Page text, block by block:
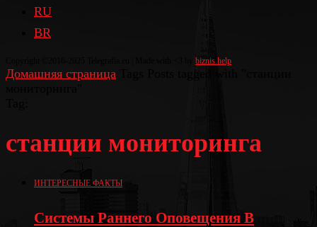
RU
BR
biznis.help
Домашняя страница
станции мониторинга
ИНТЕРЕСНЫЕ ФАКТЫ
Системы Раннего Оповещения В